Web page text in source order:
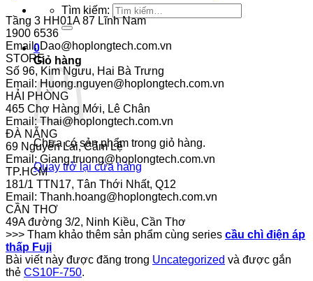
Tìm kiếm:
0
Giỏ hàng
Chưa có sản phẩm trong giỏ hàng.
Quay trở lại cửa hàng
Tầng 3 HH01A 87 Lĩnh Nam
1900 6536
Email:Dao@hoplongtech.com.vn
STORE
Số 96, Kim Ngưu, Hai Bà Trưng
Email:Huong.nguyen@hoplongtech.com.vn
HẢI PHÒNG
465 Chợ Hàng Mới, Lê Chân
Email:Thai@hoplongtech.com.vn
ĐÀ NẴNG
69 Nguyễn Lai, Cẩm Lệ
Email: Giang.truong@hoplongtech.com.vn
TP.HCM
181/1 TTN17, Tân Thới Nhất, Q12
Email: Thanh.hoang@hoplongtech.com.vn
CẦN THƠ
49A đường 3/2, Ninh Kiều, Cần Thơ
>>> Tham khảo thêm sản phẩm cùng series cầu chì điện áp
thấp Fuji
Bài viết này được đăng trong Uncategorized và được gắn
thẻ CS10F-750.